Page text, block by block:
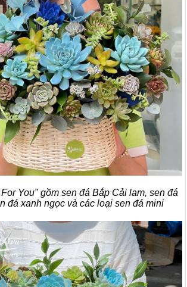
You" gồm sen đá Bắp Cải lam, sen đá
đá xanh ngọc và các loại sen đá mini